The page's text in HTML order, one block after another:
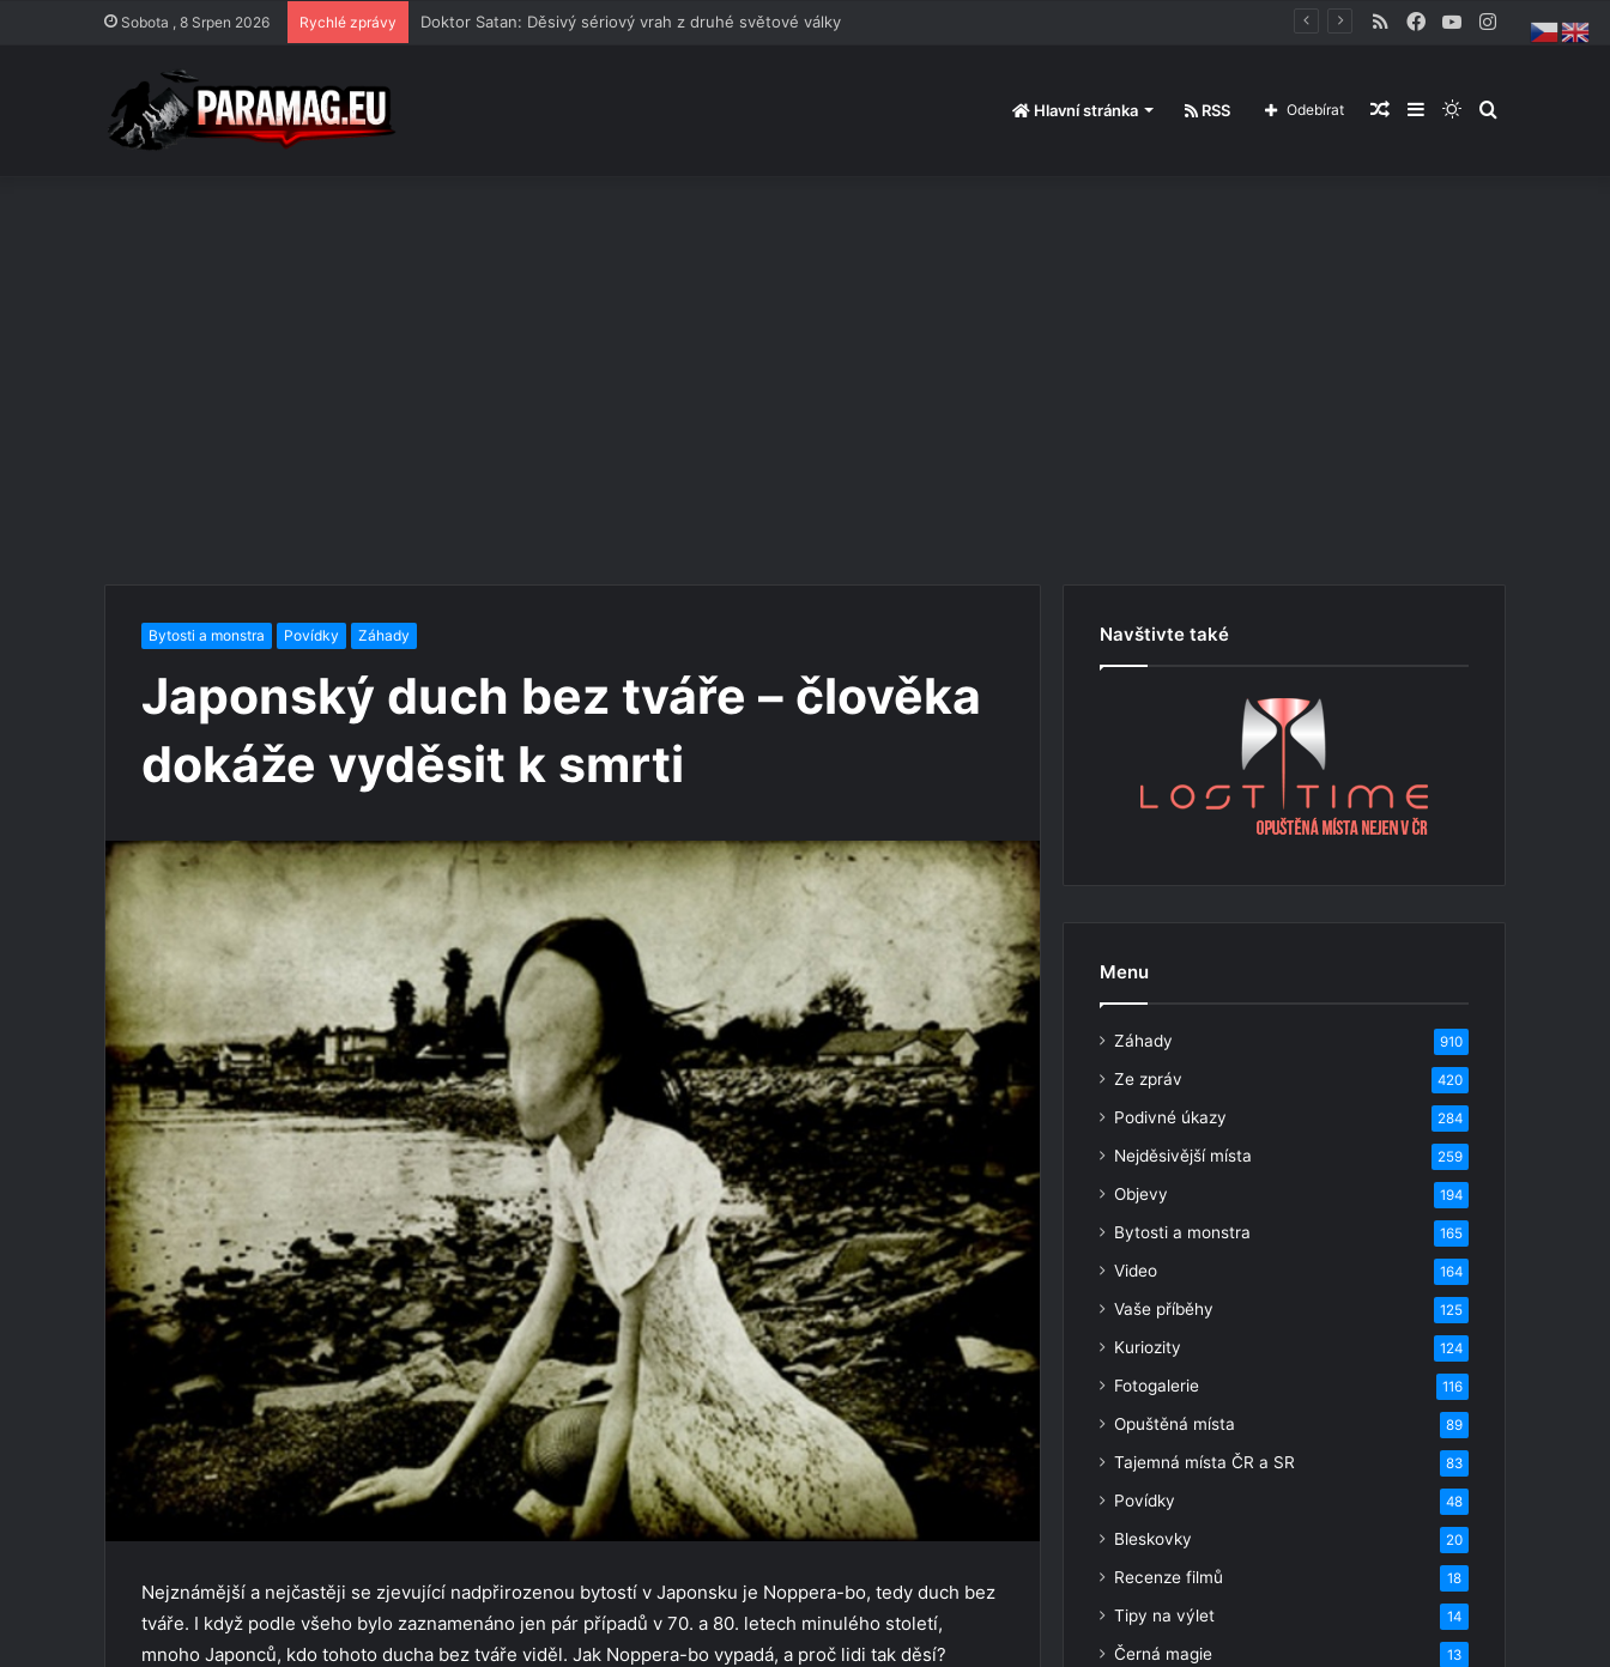
Sobota , 8 Srpen 2026 Rychlé zprávy Doktor Satan: Děsivý sériový vrah z druhé světové války Instagram
YouTube
Facebook
RSS
Hlavní stránka RSS Hledání
Switch
Sidebar
Náhodný
Odebírat
Bytosti a monstra Povídky Záhady
Japonský duch bez tváře – člověka
dokáže vyděsit k smrti
Nejznámější a nejčastěji se zjevující nadpřirozenou bytostí v Japonsku je Noppera-bo, tedy duch bez
tváře. I když podle všeho bylo zaznamenáno jen pár případů v 70. a 80. letech minulého století,
mnoho Japonců, kdo tohoto ducha bez tváře viděl. Jak Noppera-bo vypadá, a proč lidi tak děsí?
Navštivte také
Menu
Záhady 910
Ze zpráv 420
Podivné úkazy 284
Nejděsivější místa 259
Objevy 194
Bytosti a monstra 165
Video 164
Vaše příběhy 125
Kuriozity 124
Fotogalerie 116
Opuštěná místa 89
Tajemná místa ČR a SR 83
Povídky 48
Bleskovky 20
Recenze filmů 18
Tipy na výlet 14
Černá magie 13